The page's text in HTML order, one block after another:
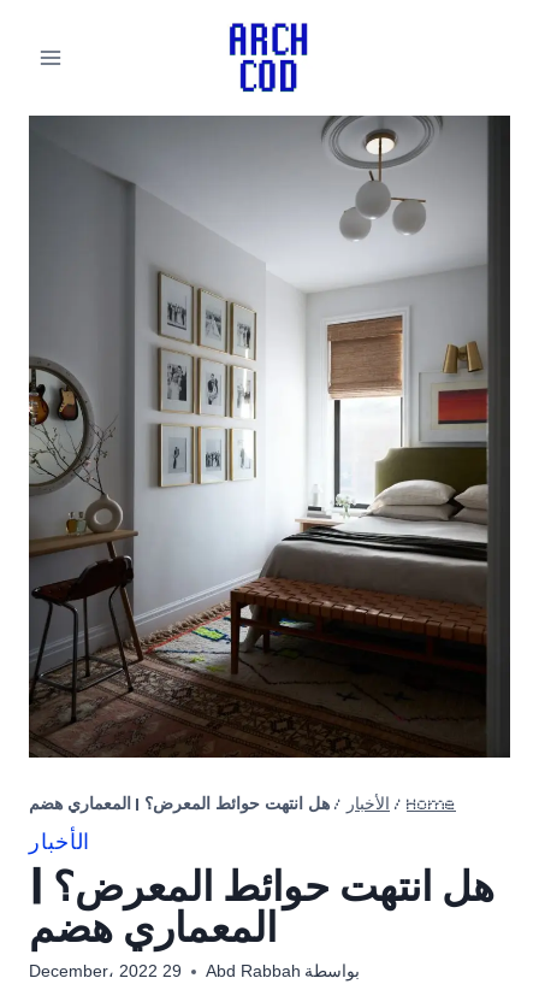
Home
/ الأخبار / هل انتهت حوائط المعرض؟ | المعماري هضم
الأخبار
هل انتهت حوائط المعرض؟ |
المعماري هضم
بواسطة Abd Rabbah 29 December، 2022